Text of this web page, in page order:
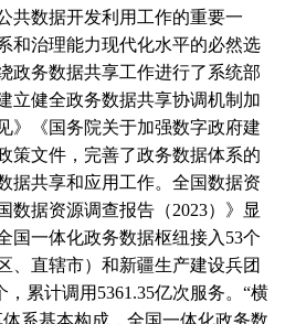
数据开发利用工作的重要一
和治理能力现代化水平的必然选
政务数据共享工作进行了系统部
立健全政务数据共享协调机制加
》《国务院关于加强数字政府建
策文件，完善了政务数据体系的
据共享和应用工作。全国数据资
数据资源调查报告（2023）》显
国一体化政务数据枢纽接入53个
、直辖市）和新疆生产建设兵团
累计调用5361.35亿次服务。“横
系基本构成，全国一体化政务数